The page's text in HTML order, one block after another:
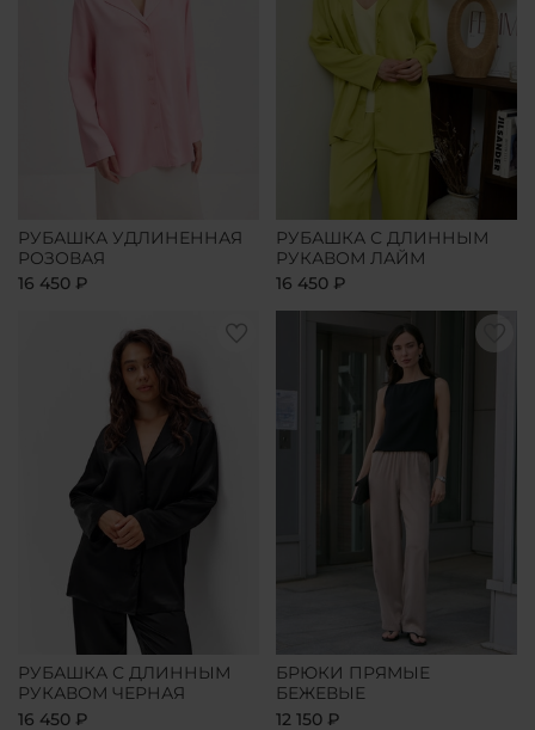
РУБАШКА УДЛИНЕННАЯ
РОЗОВАЯ
16 450 ₽
РУБАШКА С ДЛИННЫМ
РУКАВОМ ЛАЙМ
16 450 ₽
РУБАШКА С ДЛИННЫМ
РУКАВОМ ЧЕРНАЯ
16 450 ₽
БРЮКИ ПРЯМЫЕ
БЕЖЕВЫЕ
12 150 ₽